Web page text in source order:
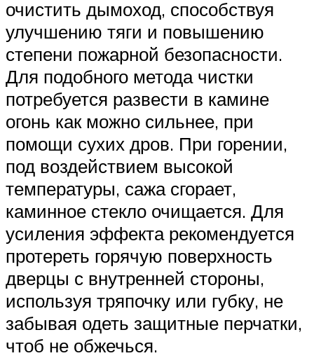
очистить дымоход, способствуя
улучшению тяги и повышению
степени пожарной безопасности.
Для подобного метода чистки
потребуется развести в камине
огонь как можно сильнее, при
помощи сухих дров. При горении,
под воздействием высокой
температуры, сажа сгорает,
каминное стекло очищается. Для
усиления эффекта рекомендуется
протереть горячую поверхность
дверцы с внутренней стороны,
используя тряпочку или губку, не
забывая одеть защитные перчатки,
чтоб не обжечься.